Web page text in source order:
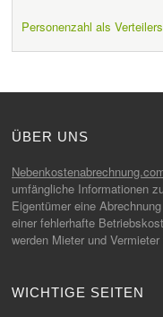
Personenzahl als
ÜBER UNS
umfängliche Informationen
Eigentümer eine
einer fehlerhafte
werden Mieter und Vermieter
WICHTIGE SEITEN